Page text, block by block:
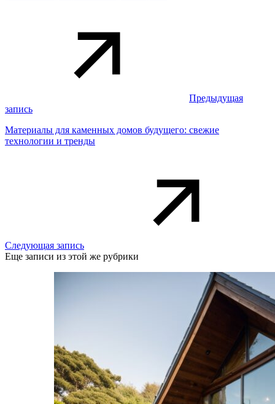
Предыдущая
запись
Материалы для каменных домов будущего: свежие
технологии и тренды
Следующая запись
Еще записи из этой же рубрики